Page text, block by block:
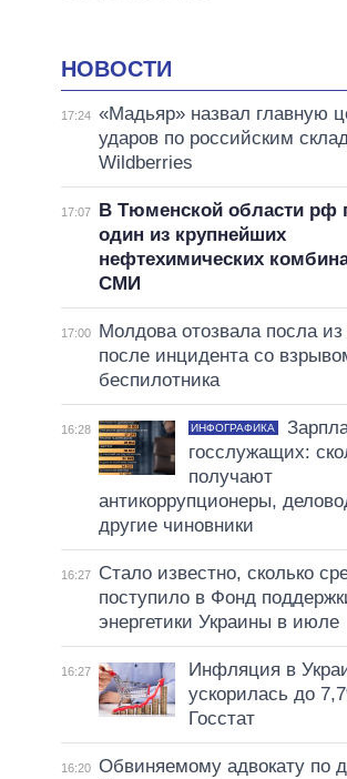
НОВОСТИ
17:24 «Мадьяр» назвал главную
ударов по российским
Wildberries
17:07
В Тюменской области рф
один из крупнейших
нефтехимических
СМИ
17:00
Молдова отозвала посла
после инцидента со
беспилотника
16:28 ИНФОГРАФИКА
госслужащих:
получают
антикоррупционеры,
другие чиновники
16:27
Стало известно, сколько
поступило в Фонд
энергетики Украины в июле
16:27
Инфляция в
ускорилась до
Госстат
16:20 Обвиняемому адвокату по